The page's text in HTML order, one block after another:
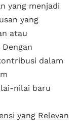
yang menjadi
yang
atau
dalam
nilai baru
yang Relevan